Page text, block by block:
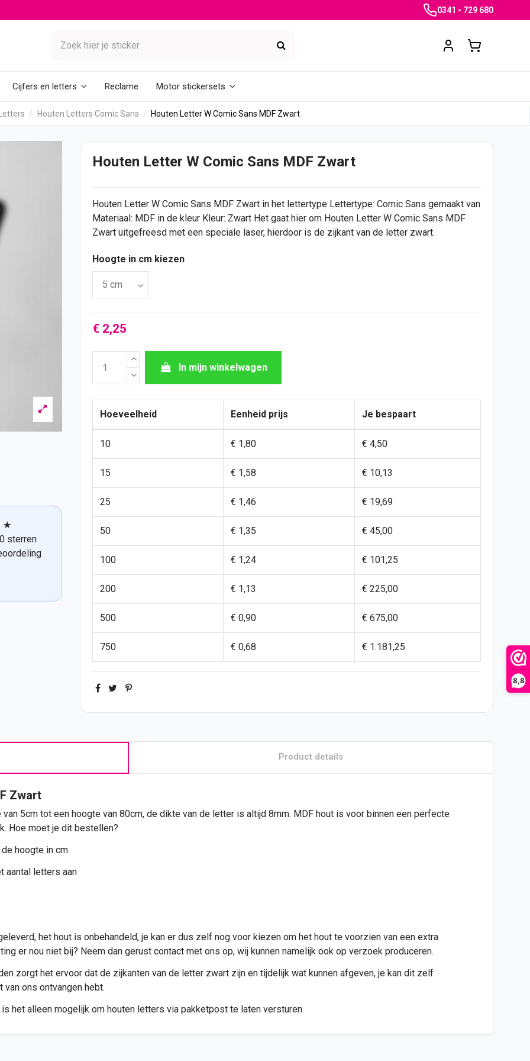
8,8
0341 - 729 680
Cijfers en letters Reclame Motor stickersets
Houten Letters Comic Sans Houten Letter W Comic Sans MDF Zwart
★
sterren
Houten Letter W Comic Sans MDF Zwart
Houten LetterW Comic Sans MDF Zwart in het lettertype Lettertype: Comic Sans gemaakt van
Materiaal: MDF in de kleur Kleur: Zwart Het gaat hier om Houten Letter W Comic Sans MDF
Zwart uitgefreesd met een speciale laser, hierdoor is de zijkant van de letter zwart.
Hoogte in cm kiezen
€ 2,25
In mijn winkelwagen
Hoeveelheid Eenheid prijs Je bespaart
10 € 1,80 € 4,50
15 € 1,58 € 10,13
25 € 1,46 € 19,69
50 € 1,35 € 45,00
100 € 1,24 € 101,25
200 € 1,13 € 225,00
500 € 0,90 € 675,00
750 € 0,68 € 1.181,25
Product details
Zwart
5cm tot een hoogte van 80cm, de dikte van de letter is altijd 8mm. MDF hout is voor binnen een perfecte
Hoe moet je dit bestellen?
hoogte in cm
aantal letters aan
het hout is onbehandeld, je kan er dus zelf nog voor kiezen om het hout te voorzien van een extra
er nou niet bij? Neem dan gerust contact met ons op, wij kunnen namelijk ook op verzoek produceren.
zorgt het ervoor dat de zijkanten van de letter zwart zijn en tijdelijk wat kunnen afgeven, je kan dit zelf
ons ontvangen hebt.
het alleen mogelijk om houten letters via pakketpost te laten versturen.